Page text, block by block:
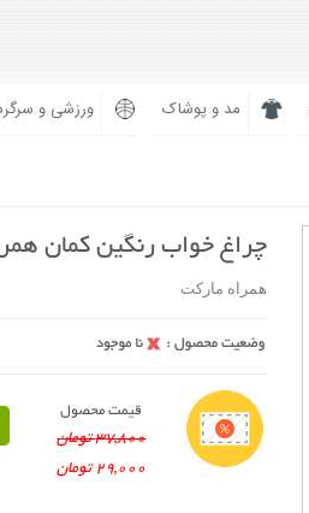
مد و پوشاک ورزشی و
چراغ خواب رنگین کمان
همراه مارکت
قیمت محصول
37,800 تومان
29,000 تومان